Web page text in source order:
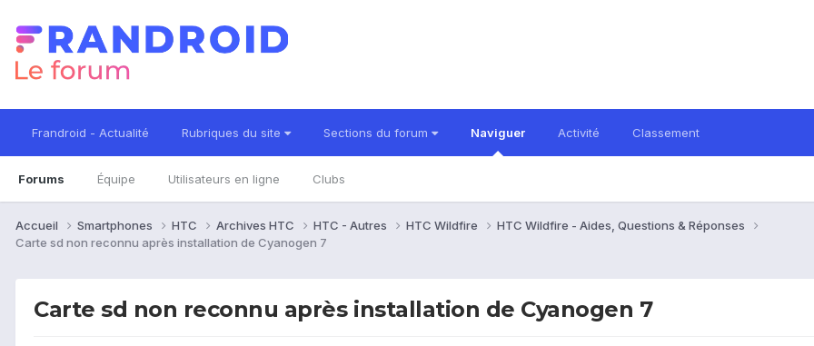
Frandroid - Actualité Rubriques du site Sections du forum Naviguer
Forums Équipe Utilisateurs en ligne Clubs
Activité Classement
Accueil Smartphones HTC Archives HTC HTC - Autres HTC Wildfire
HTC Wildfire - Aides, Questions & Réponses
Carte sd non reconnu après installation de Cyanogen 7
Carte sd non reconnu après installation de Cyanogen 7